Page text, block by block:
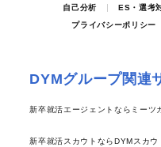
自己分析
ES・選考
プライバシーポリシー
DYMグループ関連
新卒就活エージェントならミーツ
新卒就活スカウトならDYMスカウ